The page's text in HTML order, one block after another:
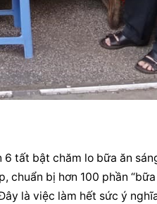
6 tất bật chăm lo bữa ăn
chuẩn bị hơn 100 phần
là việc làm hết sức ý